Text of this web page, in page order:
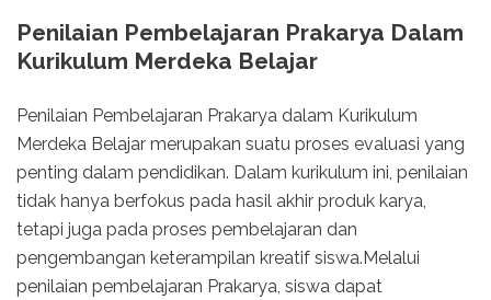
Penilaian Pembelajaran Prakarya Dalam
Kurikulum Merdeka Belajar
Penilaian Pembelajaran Prakarya dalam Kurikulum
Merdeka Belajar merupakan suatu proses evaluasi yang
penting dalam pendidikan. Dalam kurikulum ini, penilaian
tidak hanya berfokus pada hasil akhir produk karya,
tetapi juga pada proses pembelajaran dan
pengembangan keterampilan kreatif siswa.Melalui
penilaian pembelajaran Prakarya, siswa dapat